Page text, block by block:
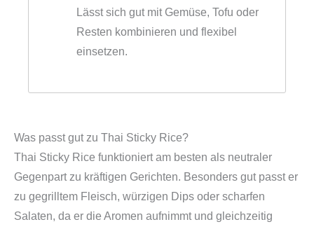
Lässt sich gut mit Gemüse, Tofu oder
Resten kombinieren und flexibel
einsetzen.
Was passt gut zu Thai Sticky Rice?
Thai Sticky Rice funktioniert am besten als neutraler
Gegenpart zu kräftigen Gerichten. Besonders gut passt er
zu gegrilltem Fleisch, würzigen Dips oder scharfen
Salaten, da er die Aromen aufnimmt und gleichzeitig